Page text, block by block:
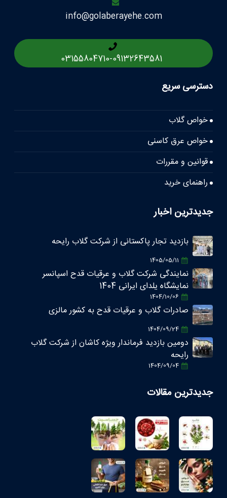
info@golaberayehe.com
03155804710-09132643581
دسترسی سریع
خواص گلاب
خواص عرق کاسنی
قوانین و مقررات
راهنمای خرید
جدیدترین اخبار
بازدید تجار پاکستانی از شرکت گلاب رایحه
1405/05/11
نمایندگی شرکت گلاب و عرقیات قدح اسپانسر
نمایشگاه یلدای ایرانی 1404
1404/10/06
صادرات گلاب و عرقیات قدح به کشور مالزی
1404/09/24
دومین بازدید فرماندار ویژه کاشان از شرکت گلاب
رایحه
1404/09/04
جدیدترین مقالات